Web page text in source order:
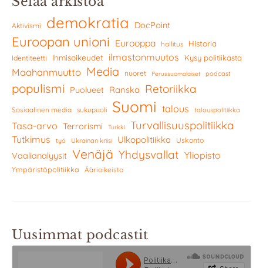
Aktivismi demokratia DocPoint
Euroopan unioni Eurooppa hallitus Historia
Identiteetti Ihmisoikeudet ilmastonmuutos Kysy politiikasta
Maahanmuutto Media nuoret Perussuomalaiset podcast
populismi Puolueet Ranska Retoriikka
Sosiaalinen media sukupuoli Suomi talous talouspolitiikka
Tasa-arvo Terrorismi Turkki Turvallisuuspolitiikka
Tutkimus työ Ukrainan kriisi Ulkopolitiikka Uskonto
Vaalianalyysit Venäjä Yhdysvallat Yliopisto
Ympäristöpolitiikka Äärioikeisto
Uusimmat podcastit